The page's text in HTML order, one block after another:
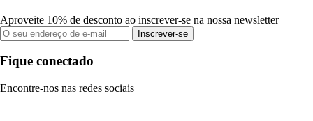
Aproveite 10% de desconto ao inscrever-se na nossa newsletter
Inscrever-se
Fique conectado
Encontre-nos nas redes sociais